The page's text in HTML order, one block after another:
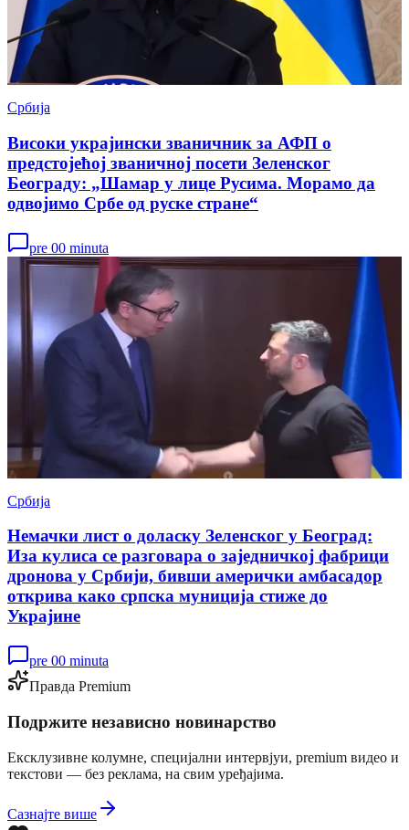
Србија
Високи украјински званичник за АФП о
предстојећој званичној посети Зеленског
Београду: „Шамар у лице Русима. Морамо да
одвојимо Србе од руске стране“
pre 00 minuta
Србија
Немачки лист о доласку Зеленског у Београд:
Иза кулиса се разговара о заједничкој фабрици
дронова у Србији, бивши амерички амбасадор
открива како српска муниција стиже до
Украјине
pre 00 minuta
Правда Premium
Подржите независно новинарство
Ексклузивне колумне, специјални интервјуи, premium видео и
текстови — без реклама, на свим уређајима.
Сазнајте више